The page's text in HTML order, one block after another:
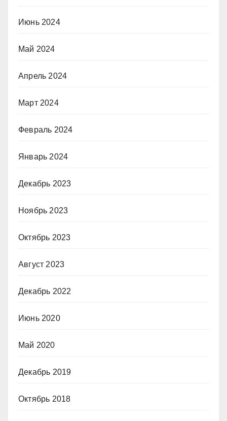
Июнь 2024
Май 2024
Апрель 2024
Март 2024
Февраль 2024
Январь 2024
Декабрь 2023
Ноябрь 2023
Октябрь 2023
Август 2023
Декабрь 2022
Июнь 2020
Май 2020
Декабрь 2019
Октябрь 2018